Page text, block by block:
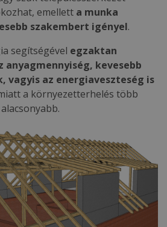
emellett a munka
szakembert igényel.
segítségével egzaktan
kevesebb
vagyis az energiaveszteség is
a környezetterhelés több